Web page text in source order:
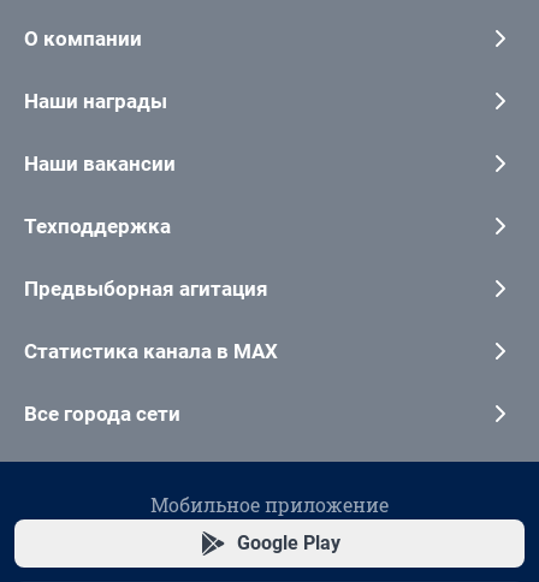
О компании
Наши награды
Наши вакансии
Техподдержка
Предвыборная агитация
Статистика канала в MAX
Все города сети
Мобильное приложение
Google Play